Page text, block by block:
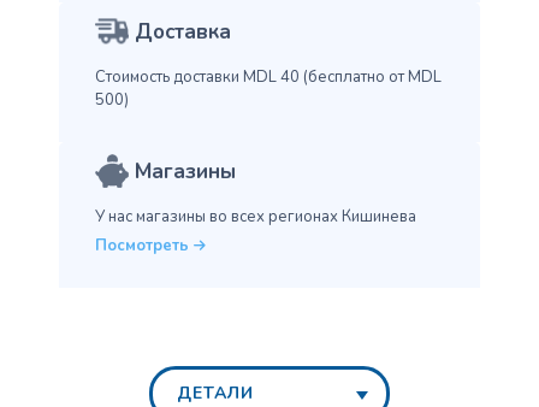
Доставка
Стоимость доставки MDL 40 (бесплатно от MDL
500)
Магазины
У нас магазины во всех регионах Кишинева
Посмотреть
ДЕТАЛИ